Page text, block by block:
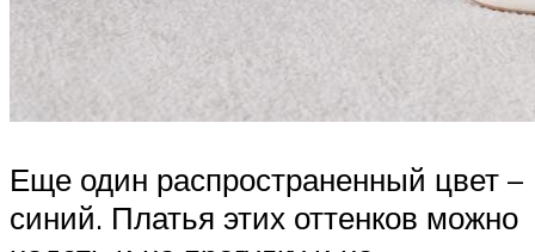
Еще один распространенный цвет –
синий. Платья этих оттенков можно